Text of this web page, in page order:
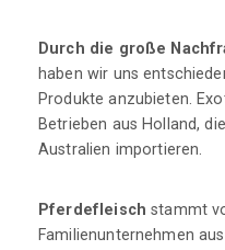
Durch die große
haben wir uns
Produkte anzubieten.
Betrieben aus Holland,
Australien importieren.
Pferdefleischstammt
Familienunternehmen